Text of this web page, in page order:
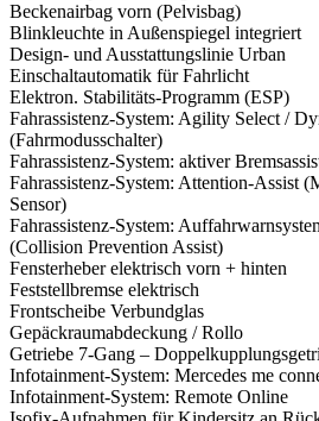
Beckenairbag vorn (Pelvisbag)
Blinkleuchte in Außenspiegel integriert
Design- und Ausstattungslinie Urban
Einschaltautomatik für Fahrlicht
Elektron. Stabilitäts-Programm (ESP)
Fahrassistenz-System: Agility Select /
(Fahrmodusschalter)
Fahrassistenz-System: aktiver
Fahrassistenz-System: Attention-Assist
Sensor)
Fahrassistenz-System:
(Collision Prevention Assist)
Fensterheber elektrisch vorn + hinten
Feststellbremse elektrisch
Frontscheibe Verbundglas
Gepäckraumabdeckung / Rollo
Getriebe 7-Gang –
Infotainment-System: Mercedes me
Infotainment-System: Remote Online